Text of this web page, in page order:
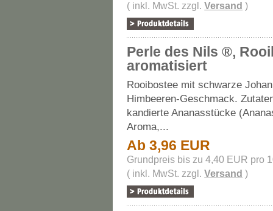
( inkl. MwSt. zzgl.Versand )
Perle des Nils ®,
aromatisiert
Rooibostee mit schwarze
Himbeeren-Geschmack.
kandierte Ananasstücke
Aroma,...
Ab 3,96 EUR
Grundpreis bis zu 4,40 EUR pro
( inkl. MwSt. zzgl.Versand )